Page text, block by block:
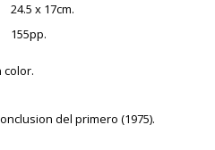
24.5 x 17cm.
155pp.
color.
del primero (1975).